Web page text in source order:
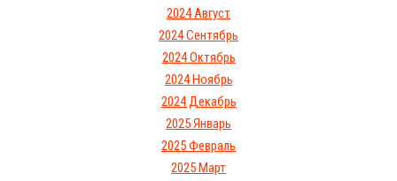
2024 Август
2024 Сентябрь
2024 Октябрь
2024 Ноябрь
2024 Декабрь
2025 Январь
2025 Февраль
2025 Март